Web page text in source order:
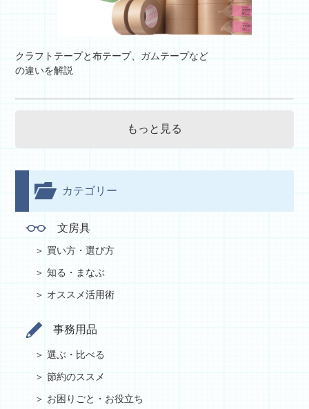
クラフトテープと布テープ、ガムテープなど
の違いを解説
もっと見る
カテゴリー
文房具
買い方・選び方
知る・まなぶ
オススメ活用術
事務用品
選ぶ・比べる
節約のススメ
お困りごと・お役立ち